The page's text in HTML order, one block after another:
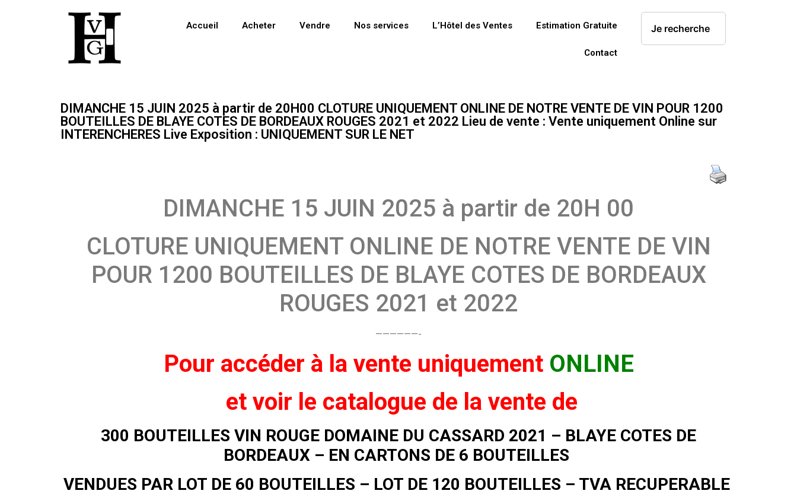
Accueil Acheter Vendre Nos services L’Hôtel des Ventes Estimation Gratuite
Contact
DIMANCHE 15 JUIN 2025 à partir de 20H00 CLOTURE UNIQUEMENT ONLINE DE NOTRE VENTE DE VIN POUR 1200
BOUTEILLES DE BLAYE COTES DE BORDEAUX ROUGES 2021 et 2022 Lieu de vente : Vente uniquement Online sur
INTERENCHERES Live Exposition : UNIQUEMENT SUR LE NET
DIMANCHE 15 JUIN 2025 à partir de 20H 00
CLOTURE UNIQUEMENT ONLINE DE NOTRE VENTE DE VIN
POUR 1200 BOUTEILLES DE BLAYE COTES DE BORDEAUX
ROUGES 2021 et 2022
——————-
Pour accéder à la vente uniquement ONLINE
et voir le catalogue de la vente de
300 BOUTEILLES VIN ROUGE DOMAINE DU CASSARD 2021 – BLAYE COTES DE
BORDEAUX – EN CARTONS DE 6 BOUTEILLES
VENDUES PAR LOT DE 60 BOUTEILLES – LOT DE 120 BOUTEILLES – TVA RECUPERABLE